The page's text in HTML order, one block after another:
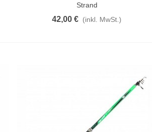
Strand
42,00 € (inkl. MwSt.)